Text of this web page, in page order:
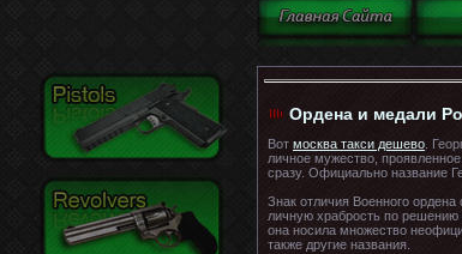
Ордена и медали
Вот москва такси дешево.
личное мужество,
сразу. Официально название
Знак отличия Военного
личную храбрость по решению
она носила множество
также другие названия.